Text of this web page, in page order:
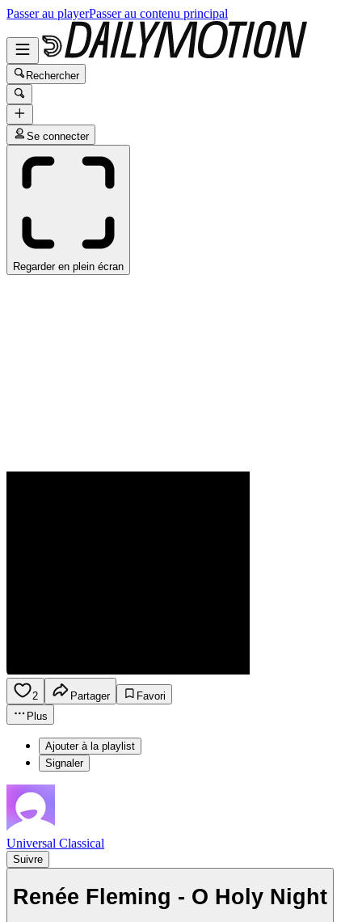
Passer au playerPasser au contenu principal
Rechercher
Se connecter
Regarder en plein écran
2 Partager
Favori
Plus
Ajouter à la playlist
Signaler
Universal Classical
Suivre
Renée Fleming - O Holy Night